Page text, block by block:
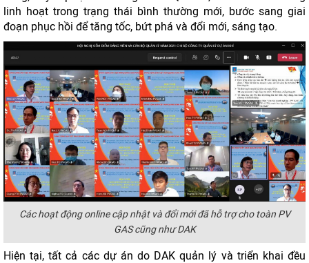
linh hoạt trong trạng thái bình thường mới, bước sang giai
đoạn phục hồi để tăng tốc, bứt phá và đổi mới, sáng tạo.
Các hoạt động online cập nhật và đổi mới đã hỗ trợ cho toàn PV
GAS cũng như DAK
Hiện tại, tất cả các dự án do DAK quản lý và triển khai đều